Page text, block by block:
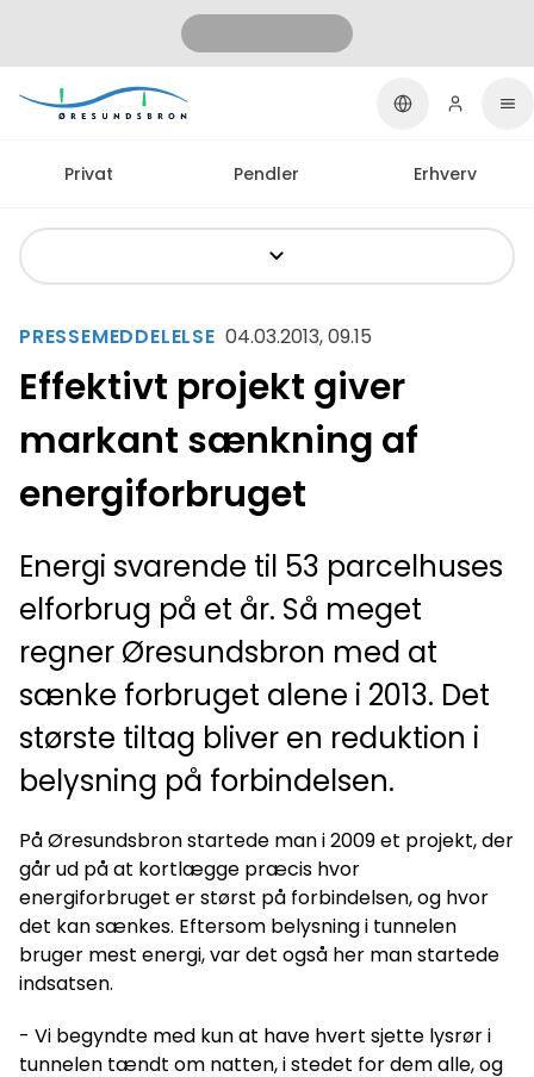
Privat Pendler Erhverv
PRESSEMEDDELELSE 04.03.2013, 09.15
Effektivt projekt giver
markant sænkning af
energiforbruget
Energi svarende til 53 parcelhuses
elforbrug på et år. Så meget
regner Øresundsbron med at
sænke forbruget alene i 2013. Det
største tiltag bliver en reduktion i
belysning på forbindelsen.
På Øresundsbron startede man i 2009 et projekt, der
går ud på at kortlægge præcis hvor
energiforbruget er størst på forbindelsen, og hvor
det kan sænkes. Eftersom belysning i tunnelen
bruger mest energi, var det også her man startede
indsatsen.
- Vi begyndte med kun at have hvert sjette lysrør i
tunnelen tændt om natten, i stedet for dem alle, og